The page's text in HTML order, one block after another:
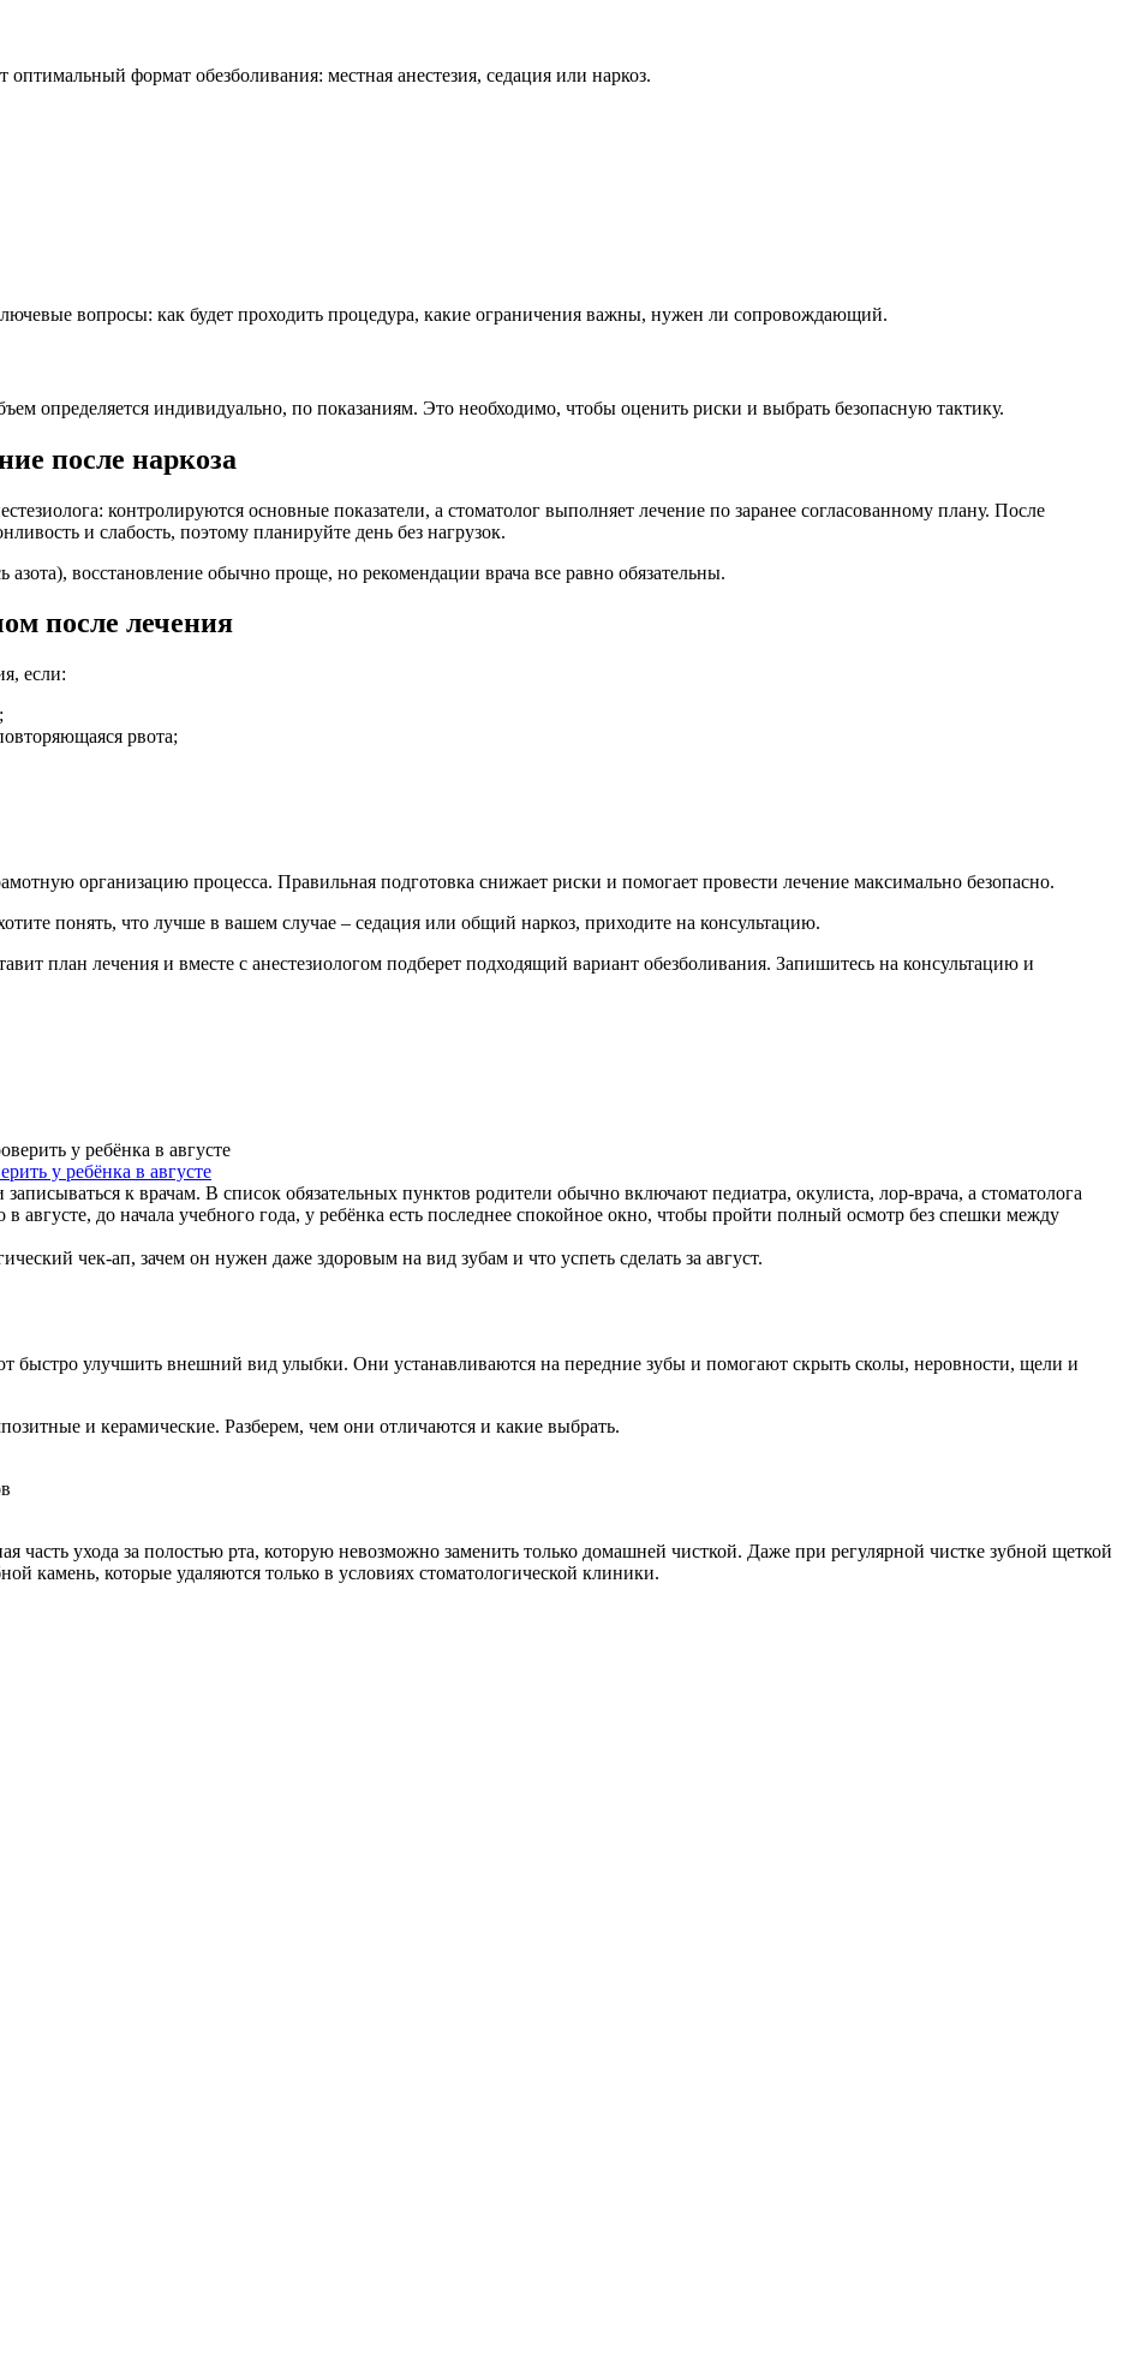
формат обезболивания: местная анестезия, седация или наркоз.
вопросы: как будет проходить процедура, какие ограничения важны, нужен ли сопровождающий.
определяется индивидуально, по показаниям. Это необходимо, чтобы оценить риски и выбрать безопасную тактику.
после наркоза
контролируются основные показатели, а стоматолог выполняет лечение по заранее согласованному плану. После
и слабость, поэтому планируйте день без нагрузок.
восстановление обычно проще, но рекомендации врача все равно обязательны.
после лечения
если:
рвота;
организацию процесса. Правильная подготовка снижает риски и помогает провести лечение максимально безопасно.
понять, что лучше в вашем случае – седация или общий наркоз, приходите на консультацию.
план лечения и вместе с анестезиологом подберет подходящий вариант обезболивания. Запишитесь на консультацию и
у ребёнка в августе
к врачам. В список обязательных пунктов родители обычно включают педиатра, окулиста, лор-врача, а стоматолога
августе, до начала учебного года, у ребёнка есть последнее спокойное окно, чтобы пройти полный осмотр без спешки между
чек-ап, зачем он нужен даже здоровым на вид зубам и что успеть сделать за август.
быстро улучшить внешний вид улыбки. Они устанавливаются на передние зубы и помогают скрыть сколы, неровности, щели и
и керамические. Разберем, чем они отличаются и какие выбрать.
часть ухода за полостью рта, которую невозможно заменить только домашней чисткой. Даже при регулярной чистке зубной щеткой
камень, которые удаляются только в условиях стоматологической клиники.